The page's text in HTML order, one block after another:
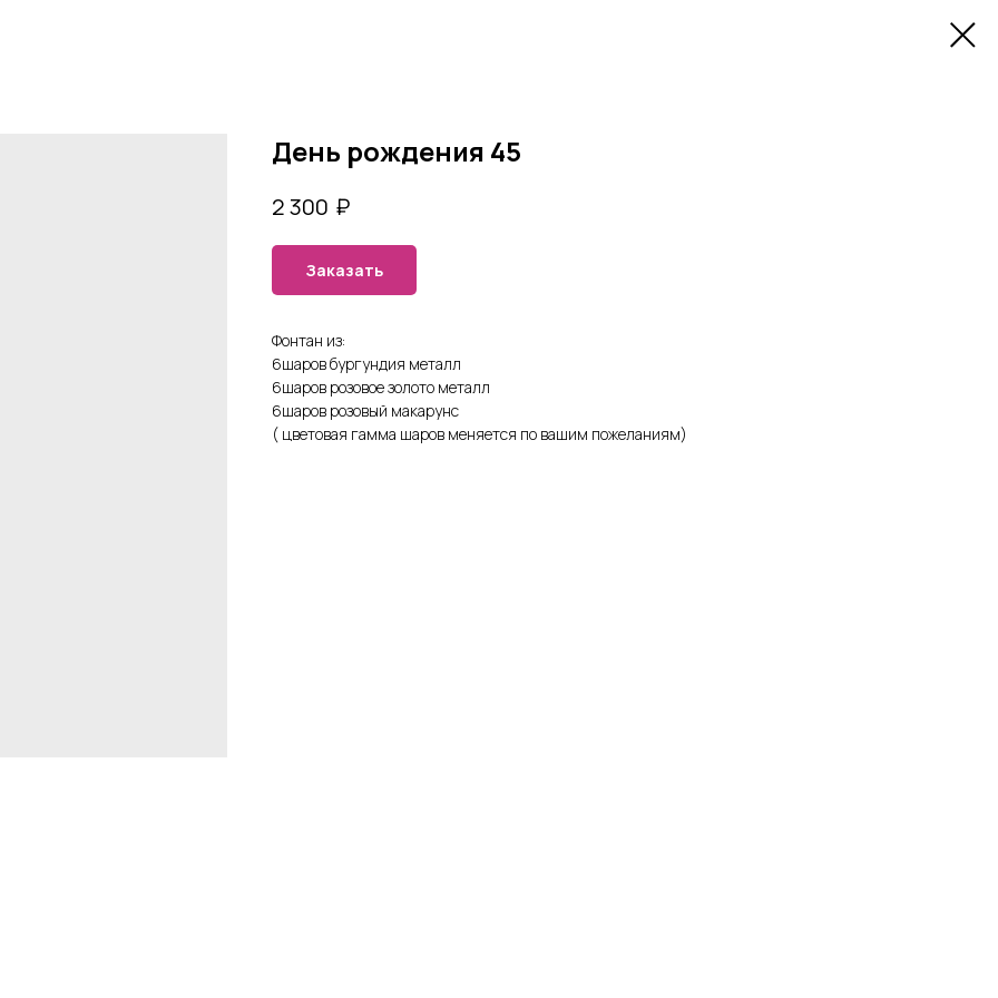
День рождения 45
2 300 ₽
Заказать
Фонтан из:
6шаров бургундия металл
6шаров розовое золото металл
6шаров розовый макарунс
( цветовая гамма шаров меняется по вашим пожеланиям)